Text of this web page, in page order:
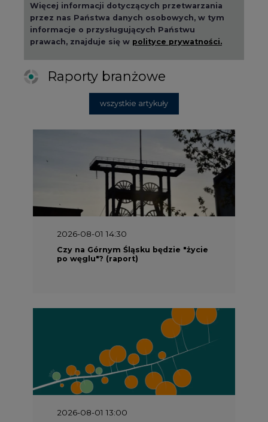
Więcej informacji dotyczących przetwarzania
przez nas Państwa danych osobowych, w tym
informacje o przysługujących Państwu
prawach, znajduje się w polityce prywatności.
Raporty branżowe
wszystkie artykuły
2026-08-01 14:30
Czy na Górnym Śląsku będzie "życie
po węglu"? (raport)
2026-08-01 13:00